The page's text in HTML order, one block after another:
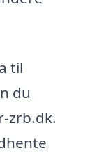
til
du
zrb.dk.